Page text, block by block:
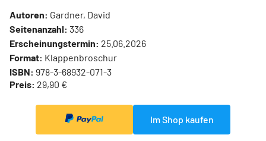
Autoren: Gardner, David
Seitenanzahl: 336
Erscheinungstermin: 25.06.2026
Format: Klappenbroschur
ISBN: 978-3-68932-071-3
Preis: 29,90 €
Im Shop kaufen